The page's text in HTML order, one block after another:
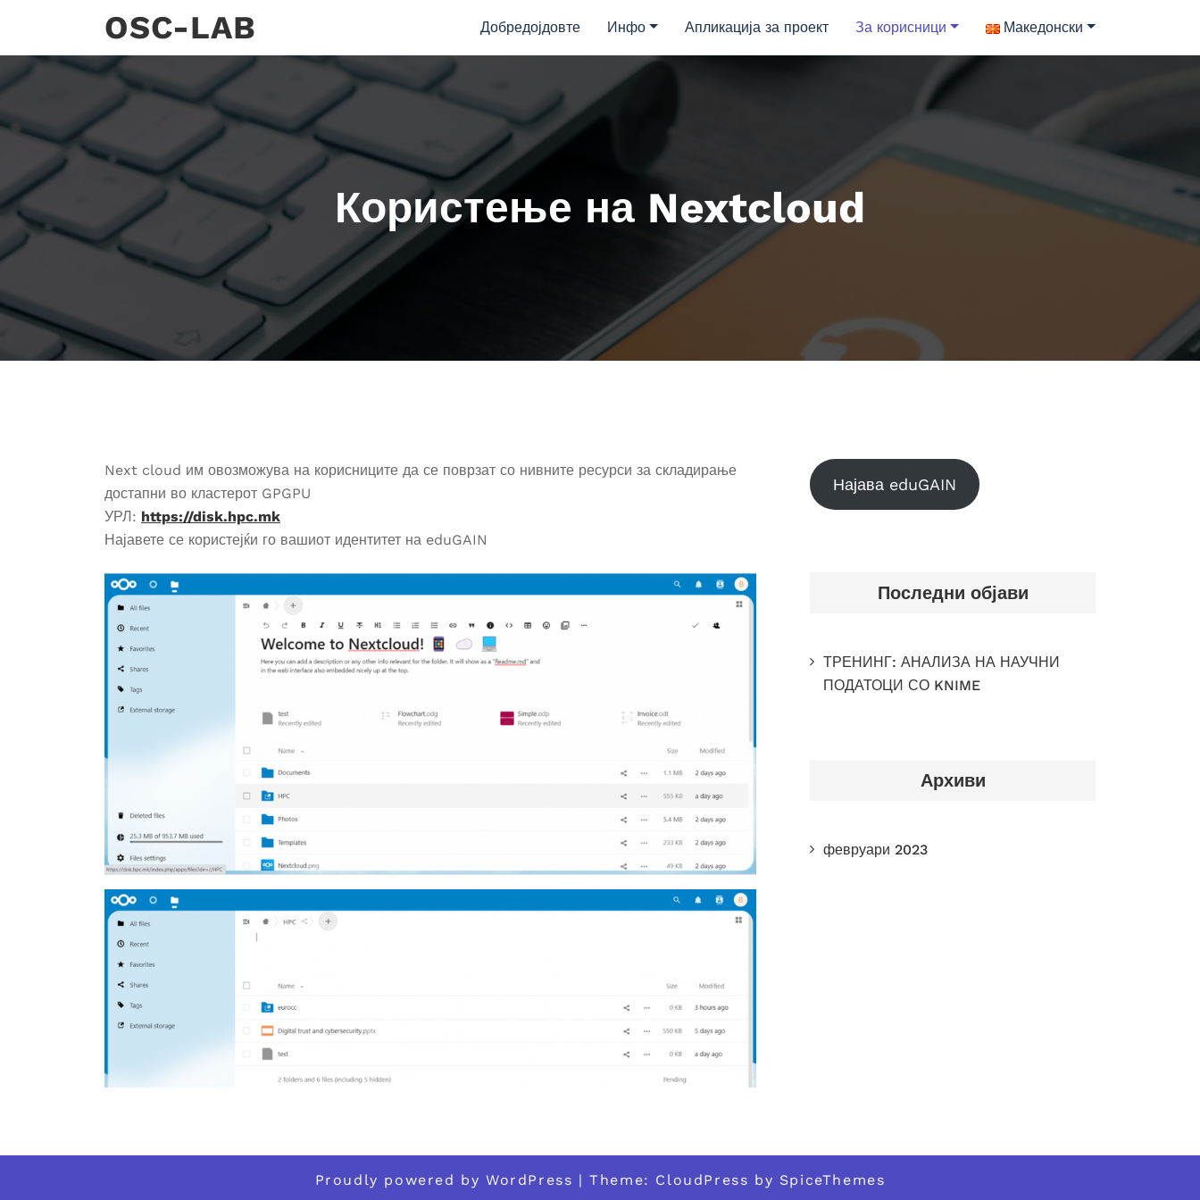
content
OSC-LAB Добредојдовте Инфо Апликација за проект За корисници Македонски
Користење на Nextcloud
Next cloud им овозможува на корисниците да се поврзат со нивните ресурси за складирање
достапни во кластерот GPGPU
УРЛ: https://disk.hpc.mk
Најавете се користејќи го вашиот идентитет на eduGAIN
Најава eduGAIN
Последни објави
ТРЕНИНГ: АНАЛИЗА НА НАУЧНИ
ПОДАТОЦИ СО KNIME
Архиви
февруари 2023
Proudly powered by WordPress | Theme: CloudPress by SpiceThemes